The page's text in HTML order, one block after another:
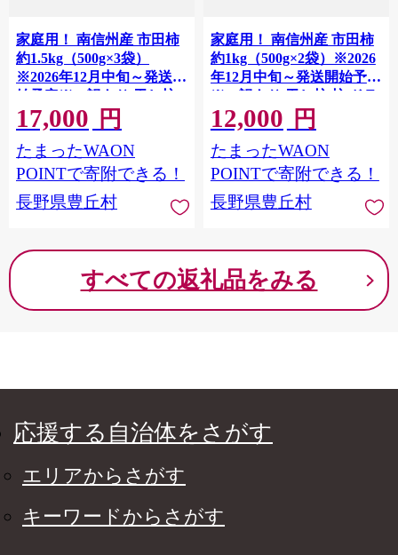
家庭用！ 南信州産 市田柿
約1.5kg（500g×3袋）
※2026年12月中旬～発送開
始予定※ 訳あり 干し柿
柿 ドライフルーツ フルー
ツ 果物 長野県 長野県産
17,000 円
たまったWAON
POINTで寄附できる！
長野県豊丘村
家庭用！ 南信州産 市田柿
約1kg（500g×2袋）※2026
年12月中旬～発送開始予定
※ 訳あり 干し柿 柿 ドラ
イフルーツ フルーツ 果物
長野県 長野県産
12,000 円
たまったWAON
POINTで寄附できる！
長野県豊丘村
すべての返礼品をみる
応援する自治体をさがす
エリアからさがす
キーワードからさがす